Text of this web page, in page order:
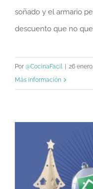
soñado y el armario
descuento que no
Por @CocinaFacil | 26
Más información